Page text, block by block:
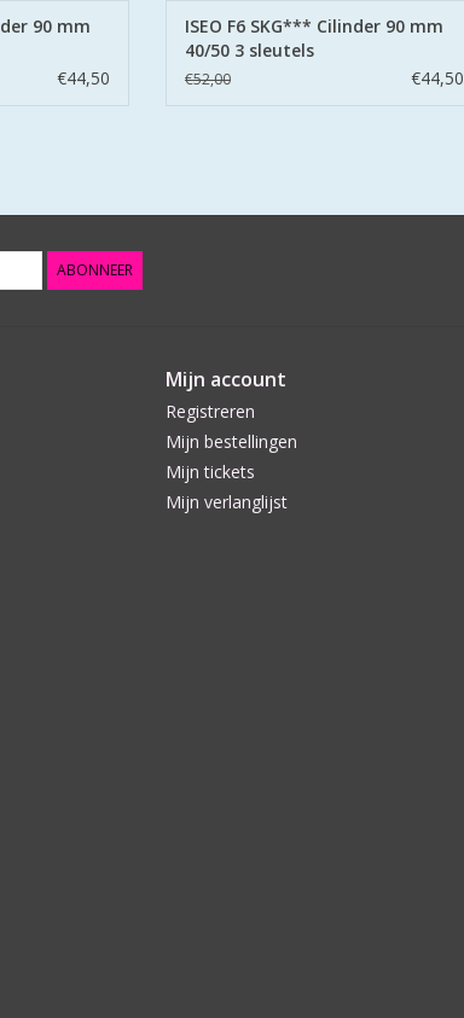
90 mm
€44,50
ISEO F6 SKG*** Cilinder 90 mm
40/50 3 sleutels
€52,00 €44,50
ABONNEER
Mijn account
Registreren
Mijn bestellingen
Mijn tickets
Mijn verlanglijst